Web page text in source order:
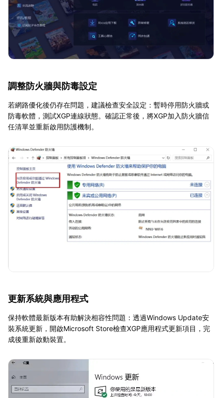
調整防火牆與防毒設定
若網路優化後仍存在問題，建議檢查安全設定：暫時停用防火牆或
防毒軟體，測試XGP連線狀態。確認正常後，將XGP加入防火牆信
任清單並重新啟用防護機制。
更新系統與應用程式
保持軟體最新版本有助解決相容性問題：透過Windows Update安
裝系統更新，開啟Microsoft Store檢查XGP應用程式更新項目，完
成後重新啟動裝置。